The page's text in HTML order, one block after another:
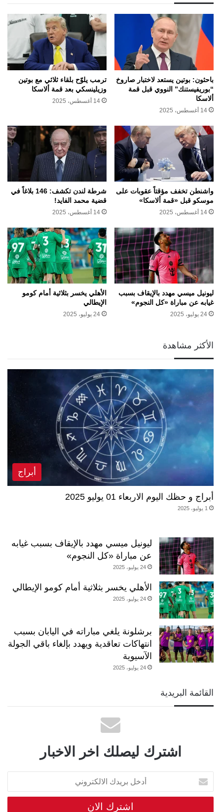
باحثون: بوتين يستعد لاختبار صاروخ
“بوريفيستنك” النووي قبل قمة
ألاسكا
14 أغسطس، 2025
ترمب يلوّح بلقاء ثلاثي مع بوتين
وزيلينسكي بعد قمة ألاسكا
14 أغسطس، 2025
واشنطن تخفف مؤقتاً عقوبات على
موسكو قبل «قمة ألاسكا»
14 أغسطس، 2025
شرطة لندن تكشف: 146 بلاغاً في
قضية محمد الفايد!
14 أغسطس، 2025
ليونيل ميسي مهدد بالإيقاف بسبب
غيابه عن مباراة «كل النجوم»
24 يوليو، 2025
الأهلي يخسر بثلاثية أمام كومو
الإيطالي
24 يوليو، 2025
الأكثر مشاهدة
أبراج
أبراج و حظك اليوم الاربعاء 01 يوليو 2025
1 يوليو، 2025
ليونيل ميسي مهدد بالإيقاف بسبب غيابه
عن مباراة «كل النجوم»
24 يوليو، 2025
الأهلي يخسر بثلاثية أمام كومو الإيطالي
24 يوليو، 2025
برشلونة يلغي مباراته في اليابان بسبب
انتهاكات تعاقدية ويهدد بإلغاء باقي الجولة
الآسيوية
24 يوليو، 2025
القائمة البريدية
اشترك ليصلك اخر الاخبار
أدخل
بريدك
الالكتروني